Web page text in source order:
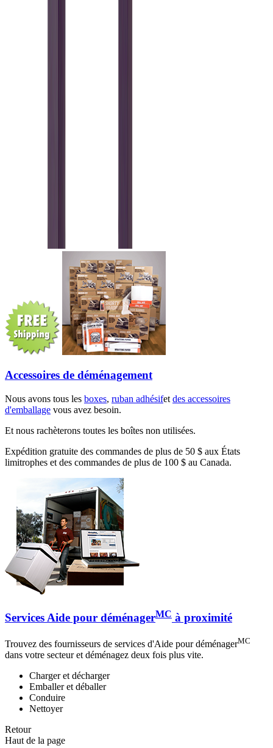
Accessoires de déménagement
Nous avons tous les boxes, ruban adhésifet des accessoires
d'emballage vous avez besoin.
Et nous rachèterons toutes les boîtes non utilisées.
Expédition gratuite des commandes de plus de 50 $ aux États
limitrophes et des commandes de plus de 100 $ au Canada.
Services Aide pour déménagerMC à proximité
Trouvez des fournisseurs de services d'Aide pour déménagerMC
dans votre secteur et déménagez deux fois plus vite.
Charger et décharger
Emballer et déballer
Conduire
Nettoyer
Retour
Haut de la page